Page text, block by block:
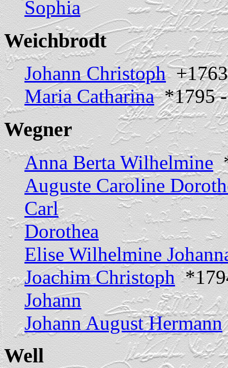
Sophia
Weichbrodt
Johann Christoph+1763
Maria Catharina*1795 -
Wegner
Anna Berta Wilhelmine
Auguste Caroline
Carl
Dorothea
Elise Wilhelmine
Joachim Christoph
Johann
Johann August Hermann
Well